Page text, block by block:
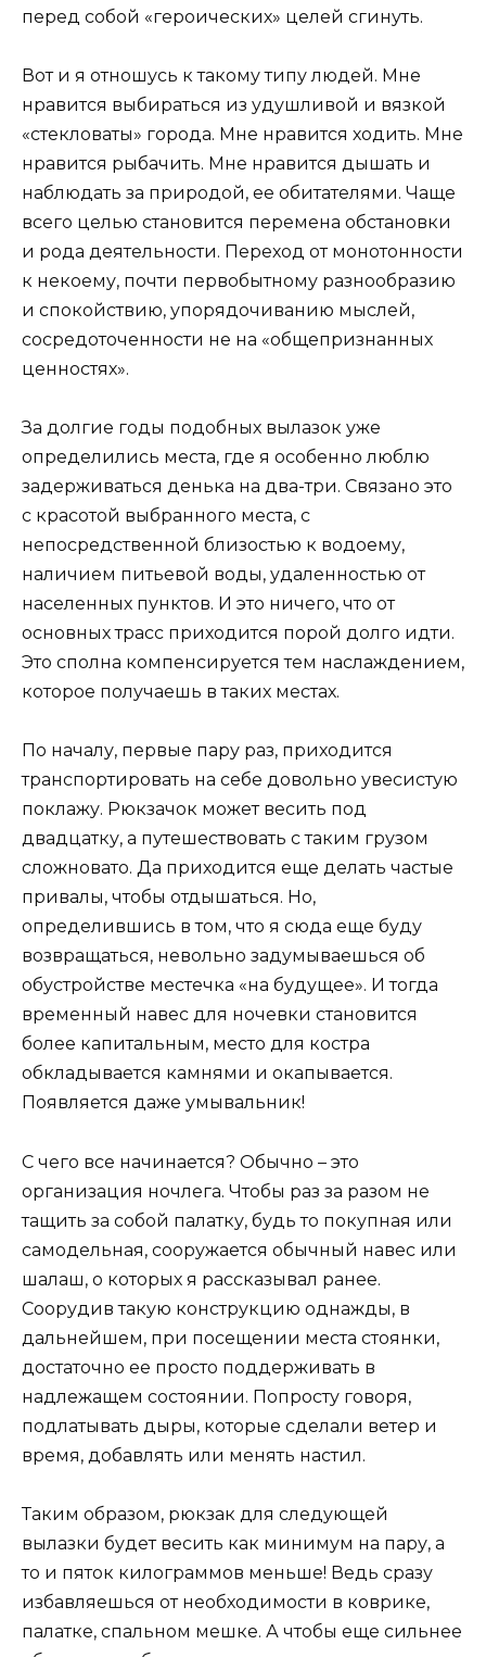
перед собой «героических» целей сгинуть.
Вот и я отношусь к такому типу людей. Мне
нравится выбираться из удушливой и вязкой
«стекловаты» города. Мне нравится ходить. Мне
нравится рыбачить. Мне нравится дышать и
наблюдать за природой, ее обитателями. Чаще
всего целью становится перемена обстановки
и рода деятельности. Переход от монотонности
к некоему, почти первобытному разнообразию
и спокойствию, упорядочиванию мыслей,
сосредоточенности не на «общепризнанных
ценностях».
За долгие годы подобных вылазок уже
определились места, где я особенно люблю
задерживаться денька на два-три. Связано это
с красотой выбранного места, с
непосредственной близостью к водоему,
наличием питьевой воды, удаленностью от
населенных пунктов. И это ничего, что от
основных трасс приходится порой долго идти.
Это сполна компенсируется тем наслаждением,
которое получаешь в таких местах.
По началу, первые пару раз, приходится
транспортировать на себе довольно увесистую
поклажу. Рюкзачок может весить под
двадцатку, а путешествовать с таким грузом
сложновато. Да приходится еще делать частые
привалы, чтобы отдышаться. Но,
определившись в том, что я сюда еще буду
возвращаться, невольно задумываешься об
обустройстве местечка «на будущее». И тогда
временный навес для ночевки становится
более капитальным, место для костра
обкладывается камнями и окапывается.
Появляется даже умывальник!
С чего все начинается? Обычно – это
организация ночлега. Чтобы раз за разом не
тащить за собой палатку, будь то покупная или
самодельная, сооружается обычный навес или
шалаш, о которых я рассказывал ранее.
Соорудив такую конструкцию однажды, в
дальнейшем, при посещении места стоянки,
достаточно ее просто поддерживать в
надлежащем состоянии. Попросту говоря,
подлатывать дыры, которые сделали ветер и
время, добавлять или менять настил.
Таким образом, рюкзак для следующей
вылазки будет весить как минимум на пару, а
то и пяток килограммов меньше! Ведь сразу
избавляешься от необходимости в коврике,
палатке, спальном мешке. А чтобы еще сильнее